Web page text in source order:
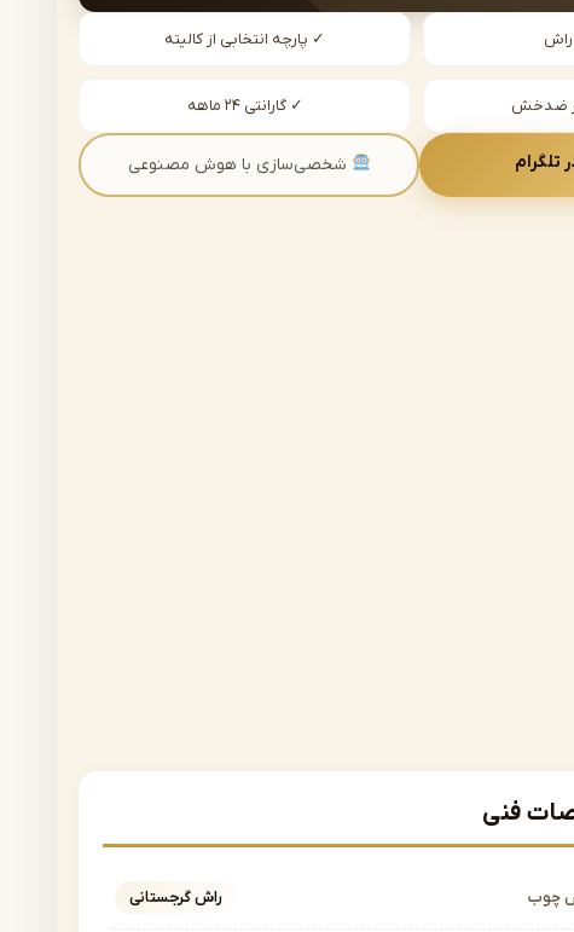
✓ پارچه انتخابی از کالیته
ضدخش ✓ گارانتی ۲۴ ماهه
تلگرام شخصی‌سازی با هوش مصنوعی
فنی
چوب راش گرجستانی